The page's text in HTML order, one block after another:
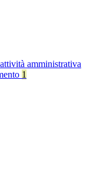
amministrativa
1